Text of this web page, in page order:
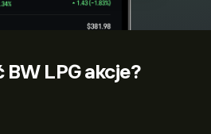
BW LPG akcje?